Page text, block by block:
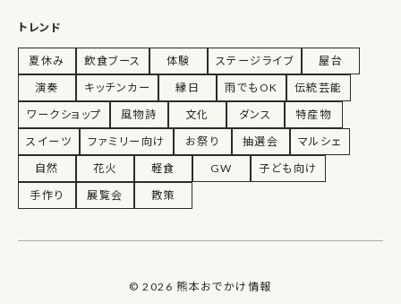
トレンド
夏休み 飲食ブース 体験 ステージライブ
屋台
演奏
キッチンカー 縁日 雨でもOK
伝統芸能
ワークショップ
風物詩 文化 ダンス
特産物
スイーツ
ファミリー向け お祭り 抽選会
マルシェ
自然
花火 軽食 GW
子ども向け
手作り
展覧会 散策
© 2026 熊本おでかけ情報